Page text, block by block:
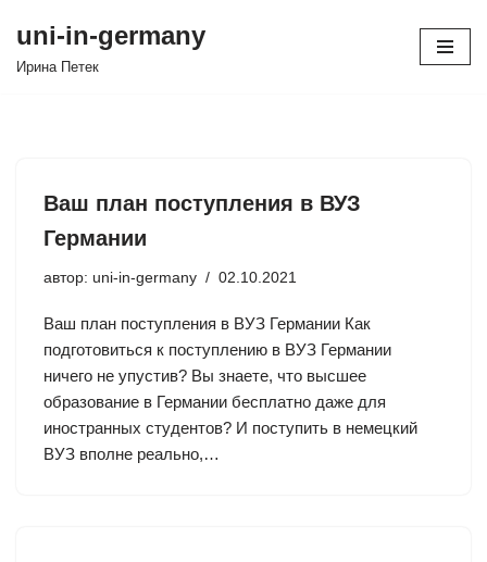
Перейти
uni-in-germany
Иринa Петек
Ваш план поступления в ВУЗ
Германии
автор: uni-in-germany 02.10.2021
Ваш план поступления в ВУЗ Германии Как
подготовиться к поступлению в ВУЗ Германии
ничего не упустив? Вы знаете, что высшее
образование в Германии бесплатно даже для
иностранных студентов? И поступить в немецкий
ВУЗ вполне реально,…